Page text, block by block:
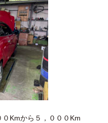
Kmから５，０００Km